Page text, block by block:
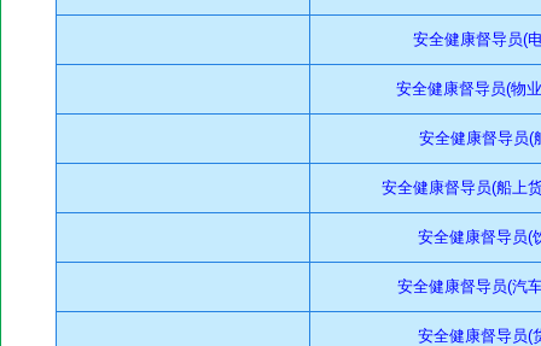
安全健康督导员(
安全健康督导员(物
安全健康督导员(
安全健康督导员(船上
安全健康督导员(
安全健康督导员(汽
安全健康督导员(